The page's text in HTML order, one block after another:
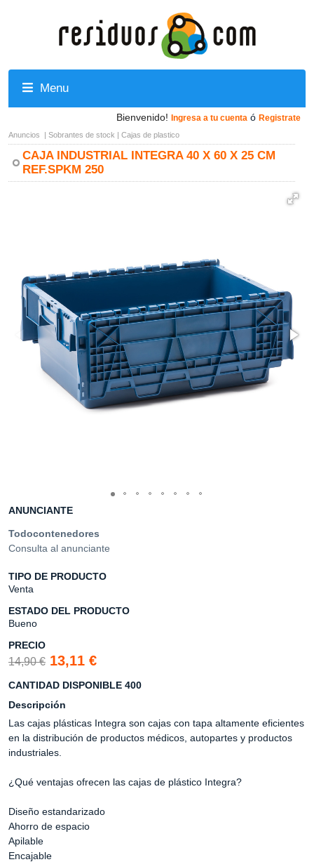
Menu
Bienvenido! Ingresa a tu cuenta ó Registrate
Anuncios | Sobrantes de stock | Cajas de plastico
CAJA INDUSTRIAL INTEGRA 40 X 60 X 25 CM
REF.SPKM 250
ANUNCIANTE
Todocontenedores
Consulta al anunciante
TIPO DE PRODUCTO
Venta
ESTADO DEL PRODUCTO
Bueno
PRECIO
14,90 € 13,11 €
CANTIDAD DISPONIBLE 400
Descripción
Las cajas plásticas Integra son cajas con tapa altamente eficientes
en la distribución de productos médicos, autopartes y productos
industriales.
¿Qué ventajas ofrecen las cajas de plástico Integra?
Diseño estandarizado
Ahorro de espacio
Apilable
Encajable